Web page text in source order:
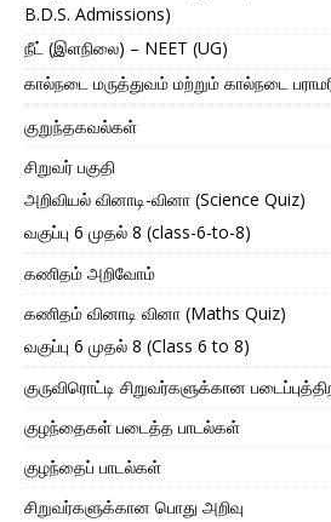
B.D.S. Admissions)
நீட் (இளநிலை) – NEET (UG)
கால்நடை மருத்துவம் மற்றும் கால்நடை
குறுந்தகவல்கள்
சிறுவர் பகுதி
அறிவியல் வினாடி-வினா (Science Quiz)
வகுப்பு 6 முதல் 8 (class-6-to-8)
கணிதம் அறிவோம்
கணிதம் வினாடி வினா (Maths Quiz)
வகுப்பு 6 முதல் 8 (Class 6 to 8)
குருவிரொட்டி சிறுவர்களுக்கான
குழந்தைகள் படைத்த பாடல்கள்
குழந்தைப் பாடல்கள்
சிறுவர்களுக்கான பொது அறிவு